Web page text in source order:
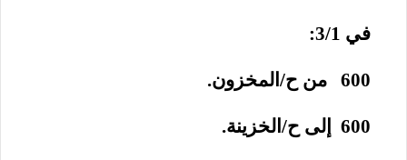
في 3/1:
600 من ح/المخزون.
600 إلى ح/الخزينة.